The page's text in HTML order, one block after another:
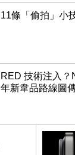
11條「偷拍」小
RED 技術注入
年新韋品路線圖